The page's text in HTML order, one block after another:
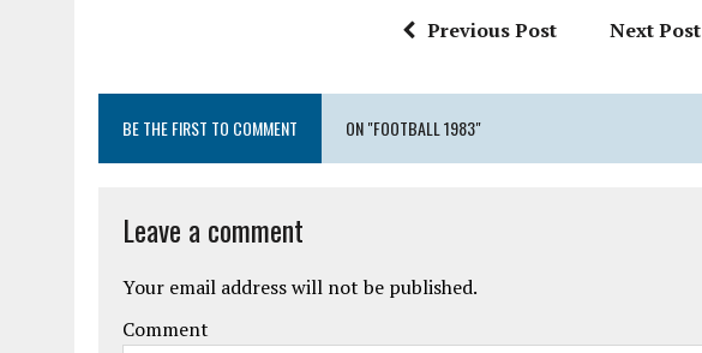
Previous Post Next Post
BE THE FIRST TO COMMENT ON "FOOTBALL 1983"
Leave a comment
Your email address will not be published.
Comment